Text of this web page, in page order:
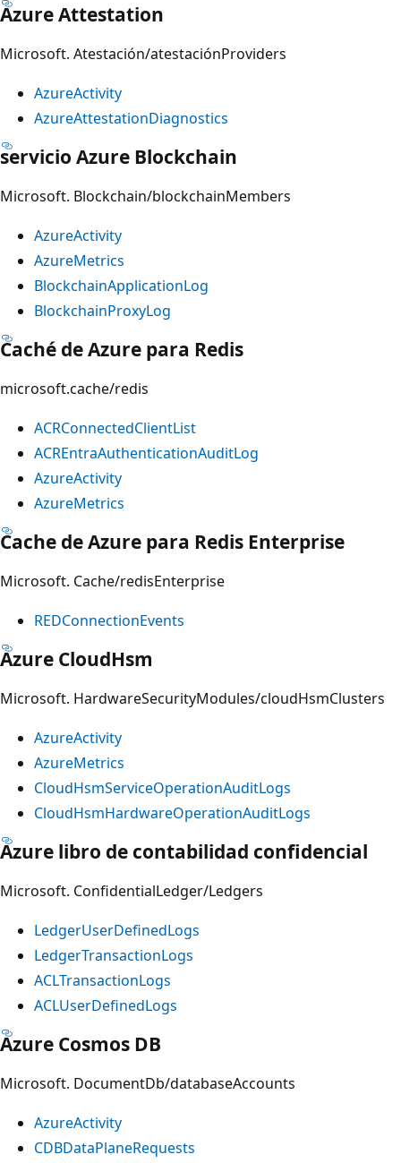
Azure Attestation
Microsoft. Atestación/atestaciónProviders
AzureActivity
AzureAttestationDiagnostics
servicio Azure Blockchain
Microsoft. Blockchain/blockchainMembers
AzureActivity
AzureMetrics
BlockchainApplicationLog
BlockchainProxyLog
Caché de Azure para Redis
microsoft.cache/redis
ACRConnectedClientList
ACREntraAuthenticationAuditLog
AzureActivity
AzureMetrics
Cache de Azure para Redis Enterprise
Microsoft. Cache/redisEnterprise
REDConnectionEvents
Azure CloudHsm
Microsoft. HardwareSecurityModules/cloudHsmClusters
AzureActivity
AzureMetrics
CloudHsmServiceOperationAuditLogs
CloudHsmHardwareOperationAuditLogs
Azure libro de contabilidad confidencial
Microsoft. ConfidentialLedger/Ledgers
LedgerUserDefinedLogs
LedgerTransactionLogs
ACLTransactionLogs
ACLUserDefinedLogs
Azure Cosmos DB
Microsoft. DocumentDb/databaseAccounts
AzureActivity
CDBDataPlaneRequests